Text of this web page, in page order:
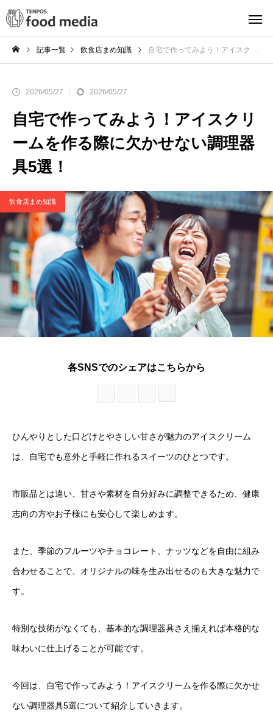
記事一覧 飲食店まめ知識 自宅で作ってみよう！アイスクリームを作る際に欠かせない調理器具5選！
2026/05/27 2026/05/27
自宅で作ってみよう！アイスクリ
ームを作る際に欠かせない調理器
具5選！
飲食店まめ知識
各SNSでのシェアはこちらから
ひんやりとした口どけとやさしい甘さが魅力のアイスクリーム
は、自宅でも意外と手軽に作れるスイーツのひとつです。
市販品とは違い、甘さや素材を自分好みに調整できるため、健康
志向の方やお子様にも安心して楽しめます。
また、季節のフルーツやチョコレート、ナッツなどを自由に組み
合わせることで、オリジナルの味を生み出せるのも大きな魅力で
す。
特別な技術がなくても、基本的な調理器具さえ揃えれば本格的な
味わいに仕上げることが可能です。
今回は、自宅で作ってみよう！アイスクリームを作る際に欠かせ
ない調理器具5選について紹介していきます。